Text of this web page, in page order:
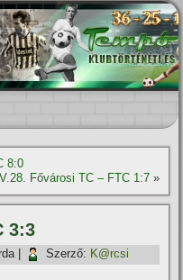
8:0
Fővárosi TC – FTC 1:7»
3:3
| Szerző: K@rcsi